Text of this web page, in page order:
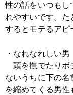
性の話をいつもし
れやすいです。た
するとモテるアピ
・なれなれしい男
頭を撫でたりボ
ないうちに下の
を縮めてくる男